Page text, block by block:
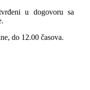
u dogovoru sa
do 12.00 časova.